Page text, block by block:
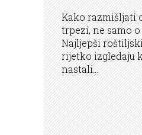
Kako razmišljati
trpezi, ne samo
Najljepši
rijetko izgledaju
nastali...